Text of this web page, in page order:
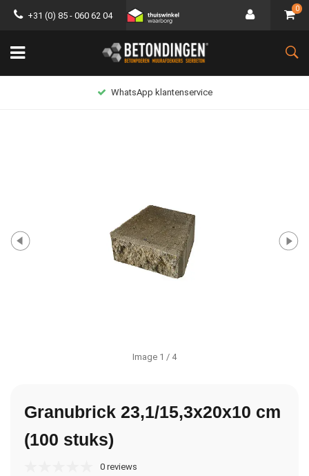
+31 (0) 85 - 060 62 04
0
WhatsApp klantenservice
Image 1 / 4
Granubrick 23,1/15,3x20x10 cm
(100 stuks)
0 reviews